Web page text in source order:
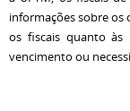
informações sobre os
os fiscais quanto às
vencimento ou